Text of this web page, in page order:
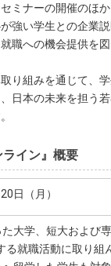
ミナーの開催のほ
強い学生との企業
職への機会提供を図
り組みを通じて、
日本の未来を担う
ライン』概要
日（月）
大学、短大および
る就職活動に取り組